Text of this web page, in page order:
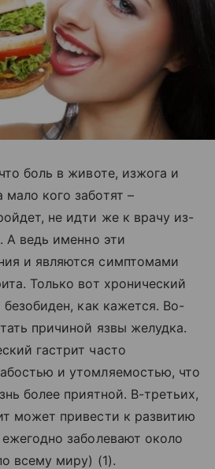
боль в животе, изжога и
кого заботят –
не идти же к врачу из-
А ведь именно эти
и являются симптомами
Только вот хронический
как кажется. Во-
причиной язвы желудка.
гастрит часто
и утомляемостью, что
более приятной. В-третьих,
может привести к развитию
заболевают около
всему миру) (1).